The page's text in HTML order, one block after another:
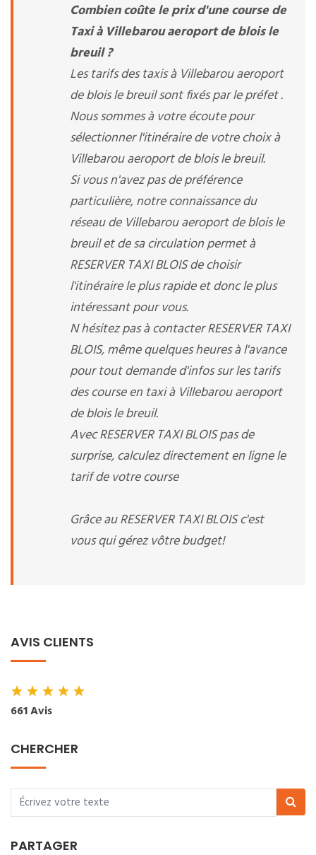
Combien coûte le prix d'une course de
Taxi à Villebarou aeroport de blois le
breuil ?
Les tarifs des taxis à Villebarou aeroport
de blois le breuil sont fixés par le préfet .
Nous sommes à votre écoute pour
sélectionner l'itinéraire de votre choix à
Villebarou aeroport de blois le breuil.
Si vous n'avez pas de préférence
particulière, notre connaissance du
réseau de Villebarou aeroport de blois le
breuil et de sa circulation permet à
RESERVER TAXI BLOIS de choisir
l'itinéraire le plus rapide et donc le plus
intéressant pour vous.
N hésitez pas à contacter RESERVER TAXI
BLOIS, même quelques heures à l'avance
pour tout demande d'infos sur les tarifs
des course en taxi à Villebarou aeroport
de blois le breuil.
Avec RESERVER TAXI BLOIS pas de
surprise, calculez directement en ligne le
tarif de votre course
Grâce au RESERVER TAXI BLOIS c'est
vous qui gérez vôtre budget!
AVIS CLIENTS
★★★★★
661 Avis
CHERCHER
PARTAGER